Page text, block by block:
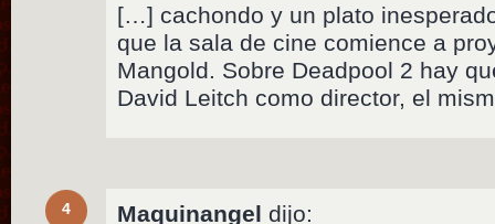
[…] cachondo y un plato
que la sala de cine comience a
Mangold. Sobre Deadpool 2 hay
David Leitch como director, el
4 Maquinangel dijo: